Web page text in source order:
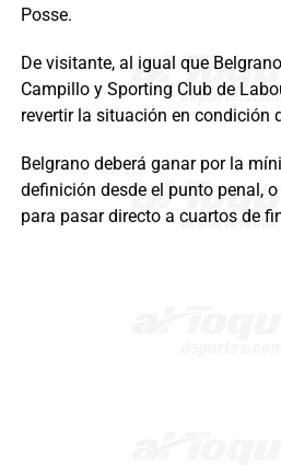
Posse.
De visitante, al igual que
Campillo y Sporting Club de
revertir la situación en condición
Belgrano deberá ganar por la
definición desde el punto penal,
para pasar directo a cuartos de